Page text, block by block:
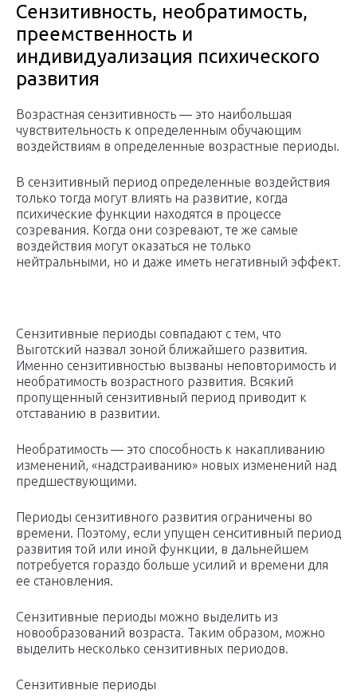
Сензитивность, необратимость,
преемственность и
индивидуализация психического
развития
Возрастная сензитивность — это наибольшая
чувствительность к определенным обучающим
воздействиям в определенные возрастные периоды.
В сензитивный период определенные воздействия
только тогда могут влиять на развитие, когда
психические функции находятся в процессе
созревания. Когда они созревают, те же самые
воздействия могут оказаться не только
нейтральными, но и даже иметь негативный эффект.
Сензитивные периоды совпадают с тем, что
Выготский назвал зоной ближайшего развития.
Именно сензитивностью вызваны неповторимость и
необратимость возрастного развития. Всякий
пропущенный сензитивный период приводит к
отставанию в развитии.
Необратимость — это способность к накапливанию
изменений, «надстраиванию» новых изменений над
предшествующими.
Периоды сензитивного развития ограничены во
времени. Поэтому, если упущен сенситивный период
развития той или иной функции, в дальнейшем
потребуется гораздо больше усилий и времени для
ее становления.
Сензитивные периоды можно выделить из
новообразований возраста. Таким образом, можно
выделить несколько сензитивных периодов.
Сензитивные периоды